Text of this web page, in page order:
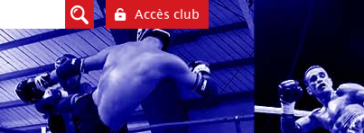
Accès club